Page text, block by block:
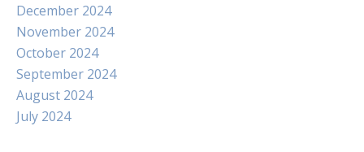
December 2024
November 2024
October 2024
September 2024
August 2024
July 2024